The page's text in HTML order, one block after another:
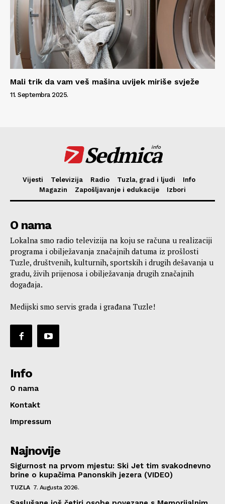
Mali trik da vam veš mašina uvijek miriše svježe
11. Septembra 2025.
Sedmica
info
Vijesti Televizija Radio Tuzla, grad i ljudi
Info
Magazin
Zapošljavanje i edukacije Izbori
O nama
Lokalna smo radio televizija na koju se računa u realizaciji
programa i obilježavanja značajnih datuma iz prošlosti
Tuzle, društvenih, kulturnih, sportskih i drugih dešavanja u
gradu, živih prijenosa i obilježavanja drugih značajnih
događaja.
Medijski smo servis grada i građana Tuzle!
Info
O nama
Kontakt
Impressum
Najnovije
Sigurnost na prvom mjestu: Ski Jet tim svakodnevno
brine o kupačima Panonskih jezera (VIDEO)
TUZLA 7. Augusta 2026.